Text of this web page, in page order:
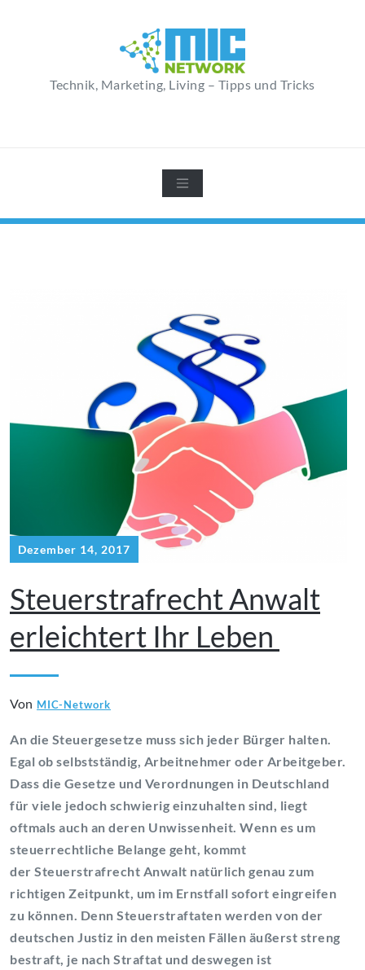
Technik, Marketing, Living – Tipps und Tricks
Dezember 14, 2017
Steuerstrafrecht Anwalt
erleichtert Ihr Leben
Von MIC-Network
An die Steuergesetze muss sich jeder Bürger halten.
Egal ob selbstständig, Arbeitnehmer oder Arbeitgeber.
Dass die Gesetze und Verordnungen in Deutschland
für viele jedoch schwierig einzuhalten sind, liegt
oftmals auch an deren Unwissenheit. Wenn es um
steuerrechtliche Belange geht, kommt
der Steuerstrafrecht Anwalt natürlich genau zum
richtigen Zeitpunkt, um im Ernstfall sofort eingreifen
zu können. Denn Steuerstraftaten werden von der
deutschen Justiz in den meisten Fällen äußerst streng
bestraft, je nach Straftat und deswegen ist